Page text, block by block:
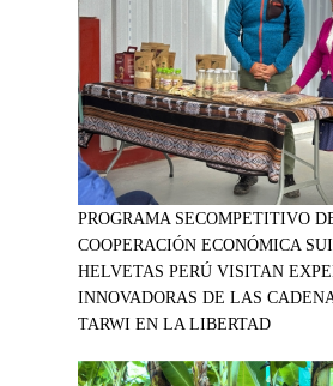
PROGRAMA SECOMPETITIVO
COOPERACIÓN ECONÓMICA
HELVETAS PERÚ VISITAN
INNOVADORAS DE LAS
TARWI EN LA LIBERTAD